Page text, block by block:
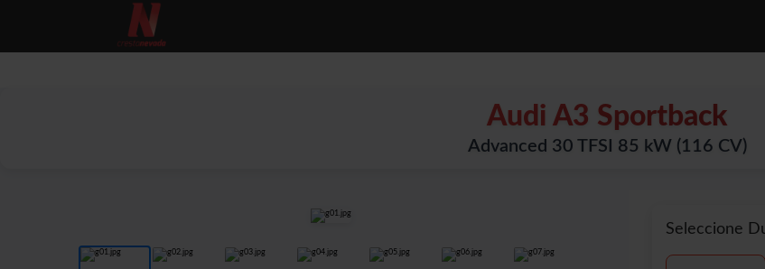
Audi A3 Sportback
Advanced 30 TFSI 85 kW (116 CV)
Seleccione